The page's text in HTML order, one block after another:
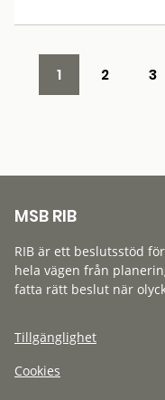
1 2 3
MSB RIB
RIB är ett beslutsstöd
hela vägen från
fatta rätt beslut när
Tillgänglighet
Cookies